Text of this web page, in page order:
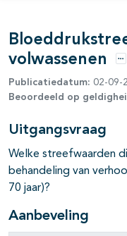
open- en
volwassenen
Publicatiedatum: 02-09-
Beoordeeld op
Uitgangsvraag
Welke streefwaarden
behandeling van
70 jaar)?
Aanbeveling